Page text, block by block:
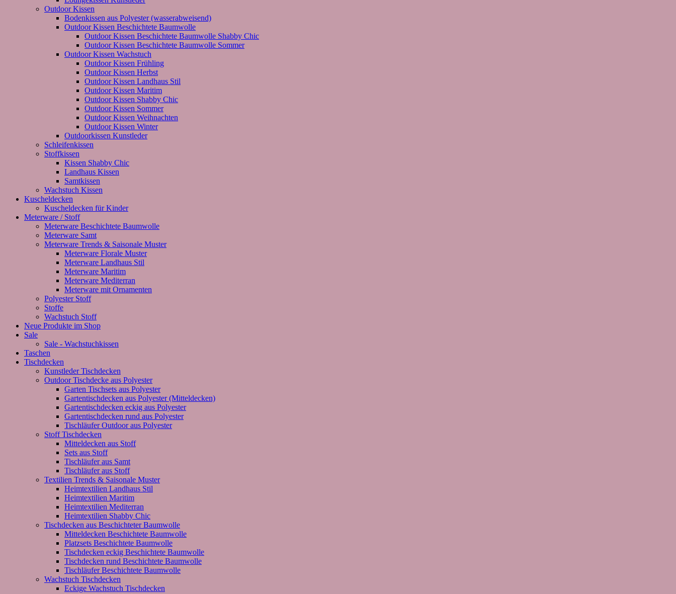
Outdoor Kissen
Bodenkissen aus Polyester (wasserabweisend)
Outdoor Kissen Beschichtete Baumwolle
Outdoor Kissen Beschichtete Baumwolle Shabby Chic
Outdoor Kissen Beschichtete Baumwolle Sommer
Outdoor Kissen Wachstuch
Outdoor Kissen Frühling
Outdoor Kissen Herbst
Outdoor Kissen Landhaus Stil
Outdoor Kissen Maritim
Outdoor Kissen Shabby Chic
Outdoor Kissen Sommer
Outdoor Kissen Weihnachten
Outdoor Kissen Winter
Outdoorkissen Kunstleder
Schleifenkissen
Stoffkissen
Kissen Shabby Chic
Landhaus Kissen
Samtkissen
Wachstuch Kissen
Kuscheldecken
Kuscheldecken für Kinder
Meterware / Stoff
Meterware Beschichtete Baumwolle
Meterware Samt
Meterware Trends & Saisonale Muster
Meterware Florale Muster
Meterware Landhaus Stil
Meterware Maritim
Meterware Mediterran
Meterware mit Ornamenten
Polyester Stoff
Stoffe
Wachstuch Stoff
Neue Produkte im Shop
Sale
Sale - Wachstuchkissen
Taschen
Tischdecken
Kunstleder Tischdecken
Outdoor Tischdecke aus Polyester
Garten Tischsets aus Polyester
Gartentischdecken aus Polyester (Mitteldecken)
Gartentischdecken eckig aus Polyester
Gartentischdecken rund aus Polyester
Tischläufer Outdoor aus Polyester
Stoff Tischdecken
Mitteldecken aus Stoff
Sets aus Stoff
Tischläufer aus Samt
Tischläufer aus Stoff
Textilien Trends & Saisonale Muster
Heimtextilien Landhaus Stil
Heimtextilien Maritim
Heimtextilien Mediterran
Heimtextilien Shabby Chic
Tischdecken aus Beschichteter Baumwolle
Mitteldecken Beschichtete Baumwolle
Platzsets Beschichtete Baumwolle
Tischdecken eckig Beschichtete Baumwolle
Tischdecken rund Beschichtete Baumwolle
Tischläufer Beschichtete Baumwolle
Wachstuch Tischdecken
Eckige Wachstuch Tischdecken